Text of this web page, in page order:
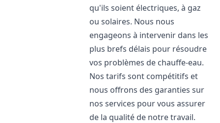
qu'ils soient électriques, à gaz
ou solaires. Nous nous
engageons à intervenir dans les
plus brefs délais pour résoudre
vos problèmes de chauffe-eau.
Nos tarifs sont compétitifs et
nous offrons des garanties sur
nos services pour vous assurer
de la qualité de notre travail.